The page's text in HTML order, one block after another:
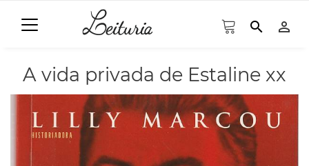
search person_outline
A vida privada de Estaline xx